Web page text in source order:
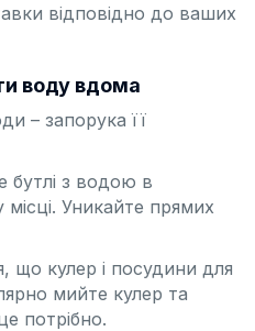
відповідно до ваших
воду вдома
– запорука її
бутлі з водою в
Уникайте прямих
що кулер і посудини для
мийте кулер та
потрібно.